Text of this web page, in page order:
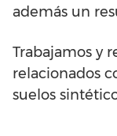
además un
Trabajamos y
relacionados
suelos